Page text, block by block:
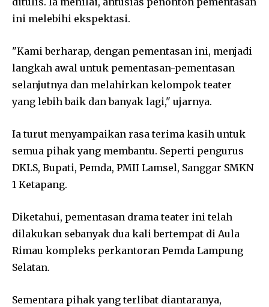
ini melebihi ekspektasi.
"Kami berharap, dengan pementasan ini, menjadi
langkah awal untuk pementasan-pementasan
selanjutnya dan melahirkan kelompok teater
yang lebih baik dan banyak lagi," ujarnya.
Ia turut menyampaikan rasa terima kasih untuk
semua pihak yang membantu. Seperti pengurus
DKLS, Bupati, Pemda, PMII Lamsel, Sanggar SMKN
1 Ketapang.
Diketahui, pementasan drama teater ini telah
dilakukan sebanyak dua kali bertempat di Aula
Rimau kompleks perkantoran Pemda Lampung
Selatan.
Sementara pihak yang terlibat diantaranya,